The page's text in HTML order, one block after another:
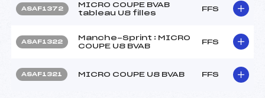
ASAF1372
MICRO COUPE BVAB
tableau U8 filles
FFS
ASAF1322
Manche-Sprint : MICRO
COUPE U8 BVAB
FFS
ASAF1321 MICRO COUPE U8 BVAB FFS